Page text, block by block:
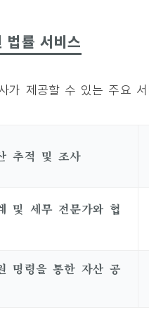
법률 서비스
가 제공할 수 있는 주요
추적 및 조사
및 세무 전문가와 협
명령을 통한 자산 공